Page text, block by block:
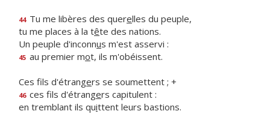
44 Tu me libères des querelles du peuple,
tu me places à la tête des nations.
Un peuple d'inconnus m'est asservi :
45 au premier mot, ils m'obéissent.
Ces fils d'étrangers se soumettent ; +
46 ces fils d'étrangers capitulent :
en tremblant ils quittent leurs bastions.